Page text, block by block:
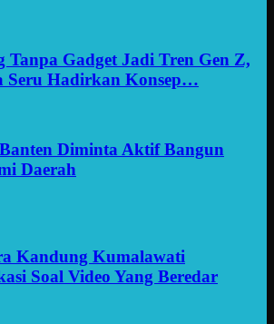
Tanpa Gadget Jadi Tren Gen Z,
Seru Hadirkan Konsep…
Diminta Aktif Bangun
Daerah
Kandung Kumalawati
Soal Video Yang Beredar